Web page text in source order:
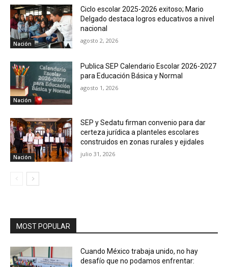
Nación
Ciclo escolar 2025-2026 exitoso; Mario
Delgado destaca logros educativos a nivel
nacional
agosto 2, 2026
Nación
Publica SEP Calendario Escolar 2026-2027
para Educación Básica y Normal
agosto 1, 2026
Nación
SEP y Sedatu firman convenio para dar
certeza jurídica a planteles escolares
construidos en zonas rurales y ejidales
julio 31, 2026
MOST POPULAR
Cuando México trabaja unido, no hay
desafío que no podamos enfrentar: